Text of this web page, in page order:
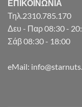
ΕΠΙΚΟΙΝΩΝΙΑ
Τηλ.2310.785.170
Δευ - Παρ 08:30 -
Σάβ 08:30 - 18:00
eMail: